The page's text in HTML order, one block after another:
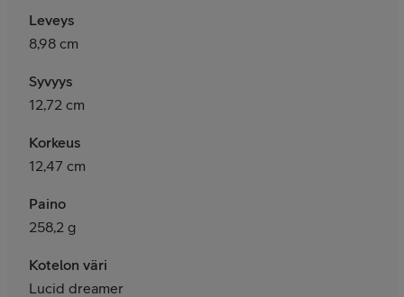
Leveys
8,98 cm
Syvyys
12,72 cm
Korkeus
12,47 cm
Paino
258,2 g
Kotelon väri
Lucid dreamer